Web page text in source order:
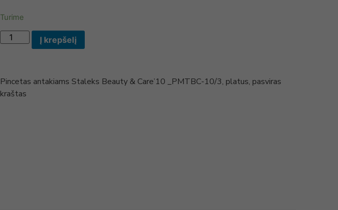
Turime
Į krepšelį
Pincetas antakiams Staleks Beauty & Care’10 _PMTBC-10/3, platus, pasviras
kraštas